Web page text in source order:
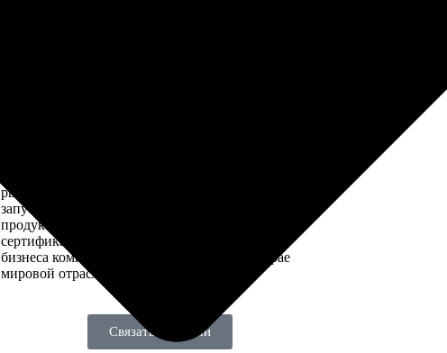
рынок Северной Америки. Постоянно
запускаются интеллектуальные линейки
продуктов, и первая компания прошла
сертификацию продукта. Текущий уровень
бизнеса компании находится на переднем крае
мировой отрасли.
Связаться с нами